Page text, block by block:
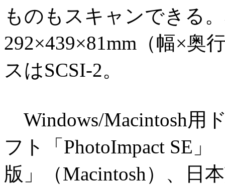
ものもスキャンできる
292×439×81mm（幅×奥
スはSCSI-2。
Windows/Macintosh用
フト「PhotoImpact SE
版」（Macintosh）、日